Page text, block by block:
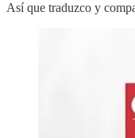
Así que traduzco y